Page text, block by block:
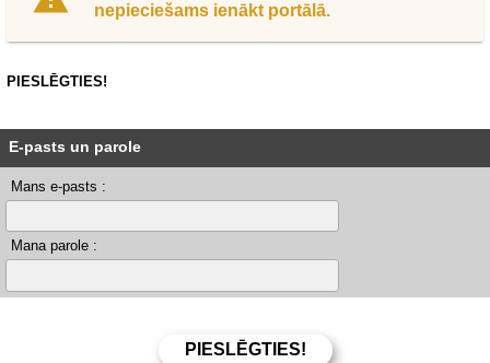
nepieciešams ienākt portālā.
PIESLĒGTIES!
E-pasts un parole
Mans e-pasts :
Mana parole :